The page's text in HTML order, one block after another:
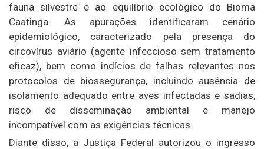
fauna silvestre e ao equilíbrio ecológico do Bioma
Caatinga. As apurações identificaram cenário
epidemiológico, caracterizado pela presença do
circovírus aviário (agente infeccioso sem tratamento
eficaz), bem como indícios de falhas relevantes nos
protocolos de biossegurança, incluindo ausência de
isolamento adequado entre aves infectadas e sadias,
risco de disseminação ambiental e manejo
incompatível com as exigências técnicas.
Diante disso, a Justiça Federal autorizou o ingresso